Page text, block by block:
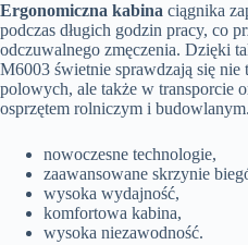
Ergonomiczna kabina ciągnika
podczas długich godzin pracy, co
odczuwalnego zmęczenia. Dzięki
M6003 świetnie sprawdzają się
polowych, ale także w transporcie
osprzętem rolniczym i budowlanym.
nowoczesne technologie,
zaawansowane skrzynie
wysoka wydajność,
komfortowa kabina,
wysoka niezawodność.